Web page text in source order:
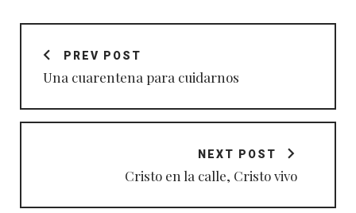
Navegación
entradasPREV POST
Una cuarentena para cuidarnos
NEXT POST
Cristo en la calle, Cristo vivo